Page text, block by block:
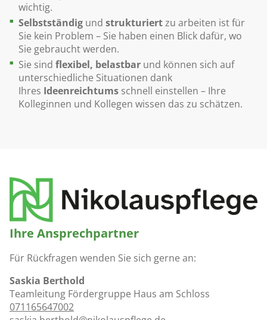
wichtig.
Selbstständig und strukturiertzu arbeiten ist für
Sie kein Problem – Sie haben einen Blick dafür, wo
Sie gebraucht werden.
Sie sind flexibel, belastbar und können sich auf
unterschiedliche Situationen dank
Ihres Ideenreichtums schnell einstellen – Ihre
Kolleginnen und Kollegen wissen das zu schätzen.
Ihre Ansprechpartner
Für Rückfragen wenden Sie sich gerne an:
Saskia Berthold
Teamleitung Fördergruppe Haus am Schloss
071165647002